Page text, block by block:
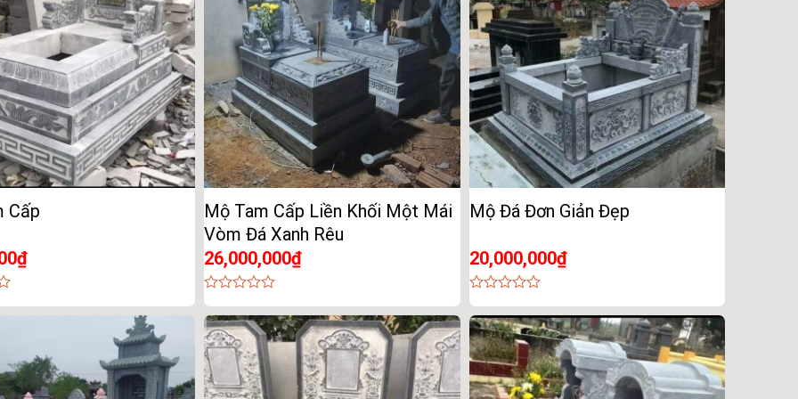
Cấp
₫
Mộ Tam Cấp Liền Khối Một Mái
Vòm Đá Xanh Rêu
26,000,000₫
0
out
of
5
Mộ Đá Đơn Giản Đẹp
20,000,000₫
0
out
of
5